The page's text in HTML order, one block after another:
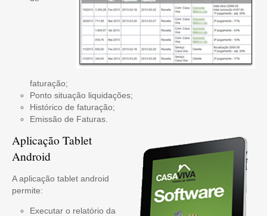
faturação;
Ponto situação liquidações;
Histórico de faturação;
Emissão de Faturas.
Aplicação Tablet
Android
A aplicação tablet android
permite:
Executar o relatório da